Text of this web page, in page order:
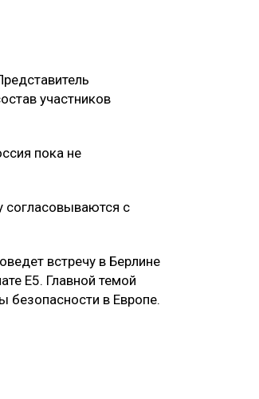
участников
пока не
согласовываются с
встречу в Берлине
E5. Главной темой
безопасности в Европе.